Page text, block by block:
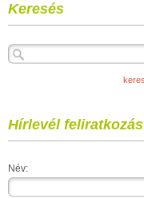
Keresés
Hírlevél feliratkozás
Név: